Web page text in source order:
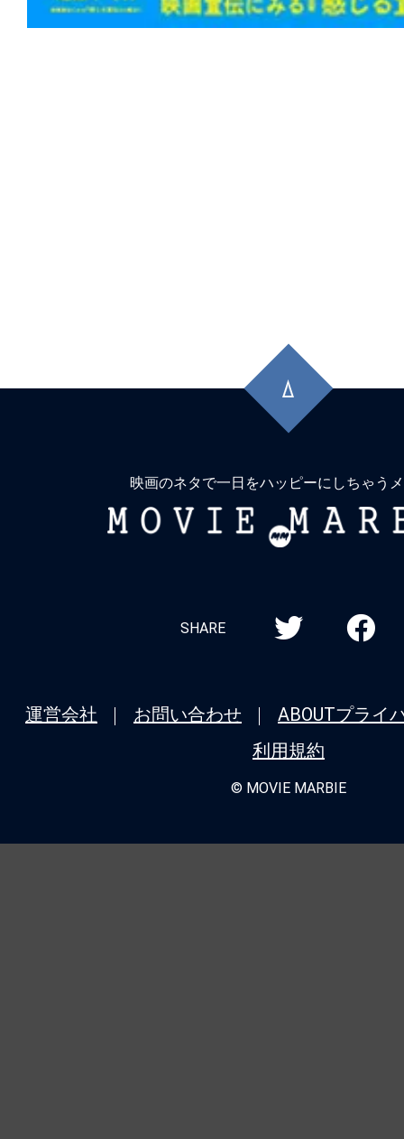
頭
に
映画のネタで一日をハッピーにしちゃう
MOVIE
SHARE
運営会社 お問い合わせ ABOUTプライ
利用規約
© MOVIE MARBIE